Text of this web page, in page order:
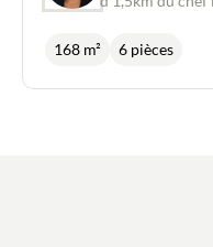
Contact
montagnes et
environnement
168 m² 6 pièces